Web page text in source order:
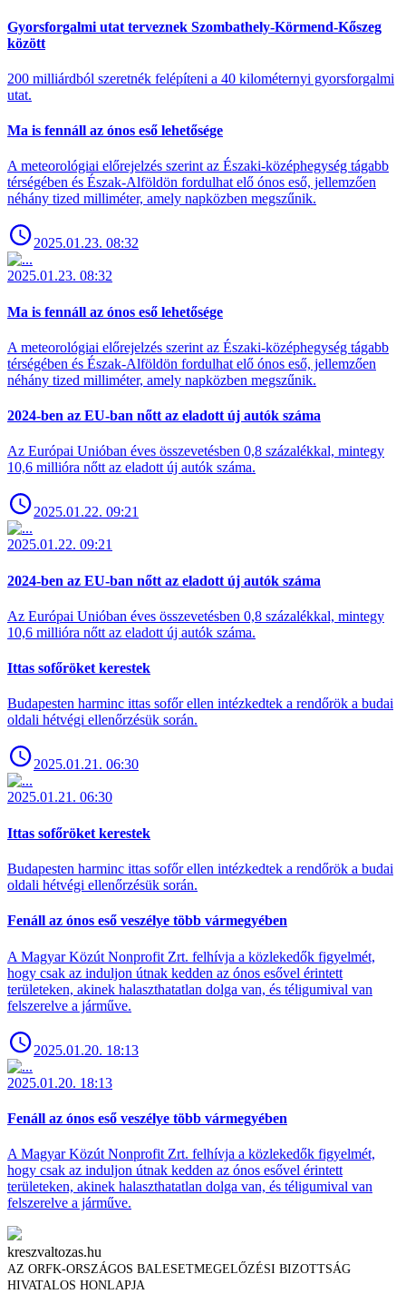
Gyorsforgalmi utat terveznek Szombathely-Körmend-Kőszeg
között
200 milliárdból szeretnék felépíteni a 40 kilométernyi gyorsforgalmi
utat.
Ma is fennáll az ónos eső lehetősége
A meteorológiai előrejelzés szerint az Északi-középhegység tágabb
térségében és Észak-Alföldön fordulhat elő ónos eső, jellemzően
néhány tized milliméter, amely napközben megszűnik.
2025.01.23. 08:32
2025.01.23. 08:32
Ma is fennáll az ónos eső lehetősége
A meteorológiai előrejelzés szerint az Északi-középhegység tágabb
térségében és Észak-Alföldön fordulhat elő ónos eső, jellemzően
néhány tized milliméter, amely napközben megszűnik.
2024-ben az EU-ban nőtt az eladott új autók száma
Az Európai Unióban éves összevetésben 0,8 százalékkal, mintegy
10,6 millióra nőtt az eladott új autók száma.
2025.01.22. 09:21
2025.01.22. 09:21
2024-ben az EU-ban nőtt az eladott új autók száma
Az Európai Unióban éves összevetésben 0,8 százalékkal, mintegy
10,6 millióra nőtt az eladott új autók száma.
Ittas sofőröket kerestek
Budapesten harminc ittas sofőr ellen intézkedtek a rendőrök a budai
oldali hétvégi ellenőrzésük során.
2025.01.21. 06:30
2025.01.21. 06:30
Ittas sofőröket kerestek
Budapesten harminc ittas sofőr ellen intézkedtek a rendőrök a budai
oldali hétvégi ellenőrzésük során.
Fenáll az ónos eső veszélye több vármegyében
A Magyar Közút Nonprofit Zrt. felhívja a közlekedők figyelmét,
hogy csak az induljon útnak kedden az ónos esővel érintett
területeken, akinek halaszthatatlan dolga van, és téligumival van
felszerelve a járműve.
2025.01.20. 18:13
2025.01.20. 18:13
Fenáll az ónos eső veszélye több vármegyében
A Magyar Közút Nonprofit Zrt. felhívja a közlekedők figyelmét,
hogy csak az induljon útnak kedden az ónos esővel érintett
területeken, akinek halaszthatatlan dolga van, és téligumival van
felszerelve a járműve.
kreszvaltozas.hu
AZ ORFK-ORSZÁGOS BALESETMEGELŐZÉSI BIZOTTSÁG
HIVATALOS HONLAPJA